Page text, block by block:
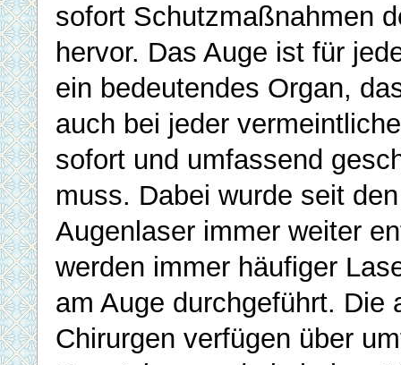
sofort Schutzmaßnahmen
hervor. Das Auge ist für
ein bedeutendes Organ,
auch bei jeder
sofort und umfassend
muss. Dabei wurde seit
Augenlaser immer weiter
werden immer häufiger
am Auge durchgeführt. Die
Chirurgen verfügen über